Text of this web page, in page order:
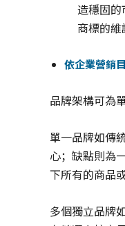
造穩固
商標的維
依企業營銷
品牌架構可為
單一品牌如傳
心；缺點則為
下所有的商品
多個獨立品牌